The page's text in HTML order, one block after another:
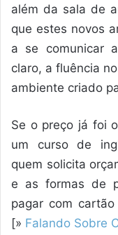
além da sala de
que estes novos
a se comunicar
claro, a fluência
ambiente criado
Se o preço já foi
um curso de
quem solicita
e as formas de
pagar com
[» Falando Sobre